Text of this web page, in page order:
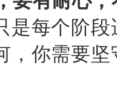
是每个阶段
，你需要坚